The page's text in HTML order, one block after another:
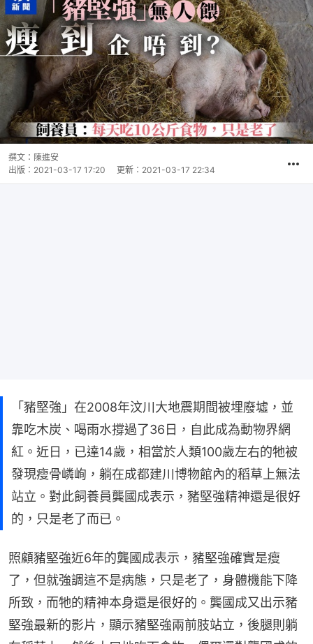
撰文： 陳進安
出版： 2021-03-17 17:20 更新： 2021-03-17 22:34
「豬堅強」在2008年汶川大地震期間被埋廢墟，並
靠吃木炭、喝雨水撐過了36日，自此成為動物界網
紅。近日，已達14歲，相當於人類100歲左右的牠被
發現瘦骨嶙峋，躺在成都建川博物館內的稻草上無法
站立。對此飼養員龔國成表示，豬堅強精神還是很好
的，只是老了而已。
照顧豬堅強近6年的龔國成表示，豬堅強確實是瘦
了，但就強調這不是病態，只是老了，身體機能下降
所致，而牠的精神本身還是很好的。龔國成又出示豬
堅強最新的影片，顯示豬堅強兩前肢站立，後腿則躺